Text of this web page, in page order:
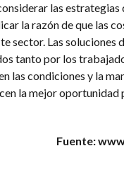
las
la razón de que las
sector. Las soluciones
tanto por los
las condiciones y la
la mejor oportunidad
Fuente: